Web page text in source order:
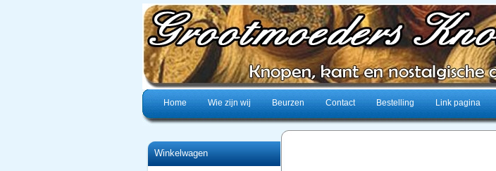
Home Wie zijn wij Beurzen Contact Bestelling Link pagina
Winkelwagen